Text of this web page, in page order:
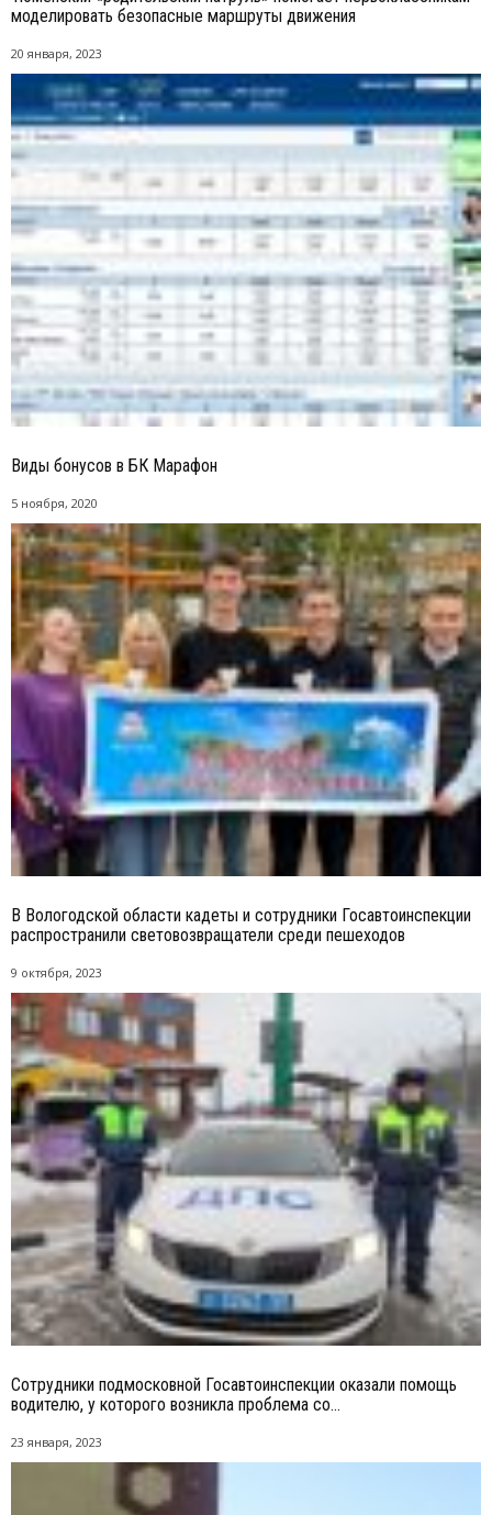
моделировать безопасные маршруты движения
20 января, 2023
Виды бонусов в БК Марафон
5 ноября, 2020
В Вологодской области кадеты и сотрудники Госавтоинспекции
распространили световозвращатели среди пешеходов
9 октября, 2023
Сотрудники подмосковной Госавтоинспекции оказали помощь
водителю, у которого возникла проблема со...
23 января, 2023